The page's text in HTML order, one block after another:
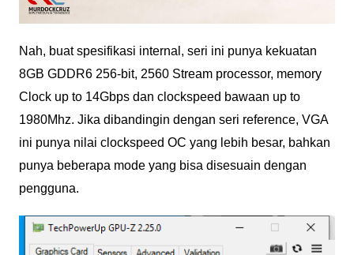
Nah, buat spesifikasi internal, seri ini punya kekuatan
8GB GDDR6 256-bit, 2560 Stream processor, memory
Clock up to 14Gbps dan clockspeed bawaan up to
1980Mhz. Jika dibandingin dengan seri reference, VGA
ini punya nilai clockspeed OC yang lebih besar, bahkan
punya beberapa mode yang bisa disesuain dengan
pengguna.